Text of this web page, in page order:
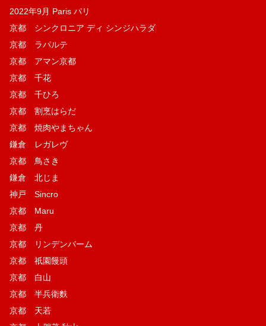
2022年9月 Paris パリ
京都 シンクロニア ディ シンジハラダ
京都 ラパルテ
京都 アマン京都
京都 千花
京都 千ひろ
京都 割烹はらだ
京都 焼肉やまちゃん
鎌倉 レガレヴ
京都 鳥さき
鎌倉 北じま
神戸 Sincro
京都 Maru
京都 丹
京都 リンデンバーム
京都 祇園饅頭
京都 白山
京都 半兵衛麩
京都 天若